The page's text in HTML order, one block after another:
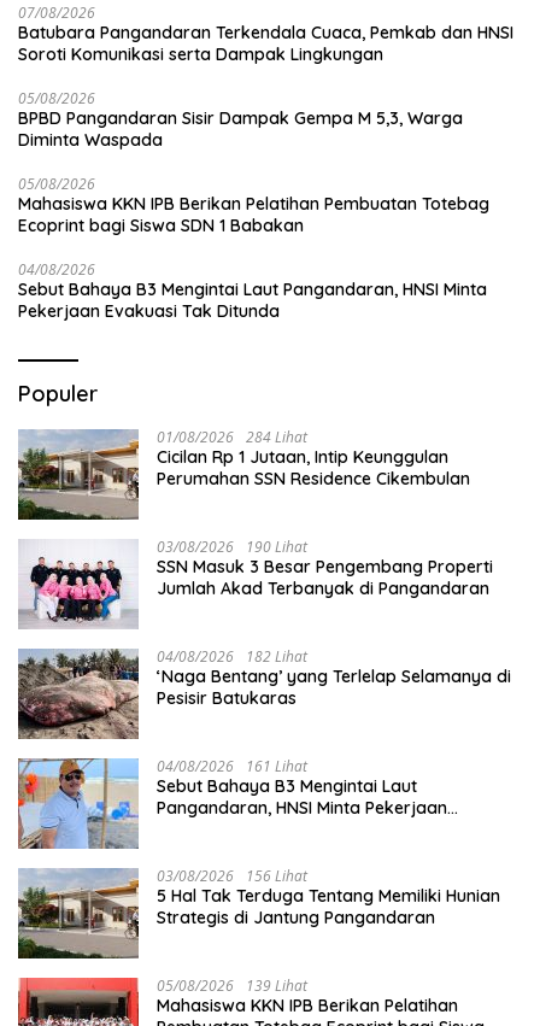
07/08/2026
Batubara Pangandaran Terkendala Cuaca, Pemkab dan HNSI
Soroti Komunikasi serta Dampak Lingkungan
05/08/2026
BPBD Pangandaran Sisir Dampak Gempa M 5,3, Warga
Diminta Waspada
05/08/2026
Mahasiswa KKN IPB Berikan Pelatihan Pembuatan Totebag
Ecoprint bagi Siswa SDN 1 Babakan
04/08/2026
Sebut Bahaya B3 Mengintai Laut Pangandaran, HNSI Minta
Pekerjaan Evakuasi Tak Ditunda
Populer
01/08/2026 284 Lihat
Cicilan Rp 1 Jutaan, Intip Keunggulan
Perumahan SSN Residence Cikembulan
03/08/2026 190 Lihat
SSN Masuk 3 Besar Pengembang Properti
Jumlah Akad Terbanyak di Pangandaran
04/08/2026 182 Lihat
‘Naga Bentang’ yang Terlelap Selamanya di
Pesisir Batukaras
04/08/2026 161 Lihat
Sebut Bahaya B3 Mengintai Laut
Pangandaran, HNSI Minta Pekerjaan
03/08/2026 156 Lihat
5 Hal Tak Terduga Tentang Memiliki Hunian
Strategis di Jantung Pangandaran
05/08/2026 139 Lihat
Mahasiswa KKN IPB Berikan Pelatihan